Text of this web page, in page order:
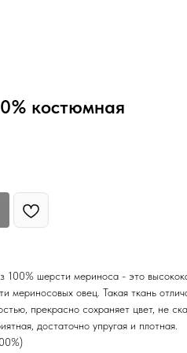
костюмная
100% шерсти мериноса - это
мериносовых овец. Такая ткань
прекрасно сохраняет цвет, не
достаточно упругая и плотная.